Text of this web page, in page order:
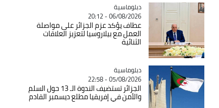
Catégorie
دبلوماسية
06/08/2026 - 20:12
عطاف يؤكد عزم الجزائر على مواصلة
العمل مع بيلاروسيا لتعزيز العلاقات
الثنائية
Catégorie
دبلوماسية
05/08/2026 - 22:58
الجزائر تستضيف الندوة الـ 13 حول السلم
والأمن في إفريقيا مطلع ديسمبر القادم